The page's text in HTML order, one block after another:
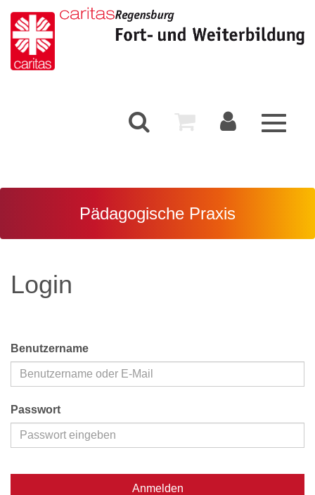
Toggle
Pädagogische Praxis
Login
Benutzername
Passwort
Anmelden